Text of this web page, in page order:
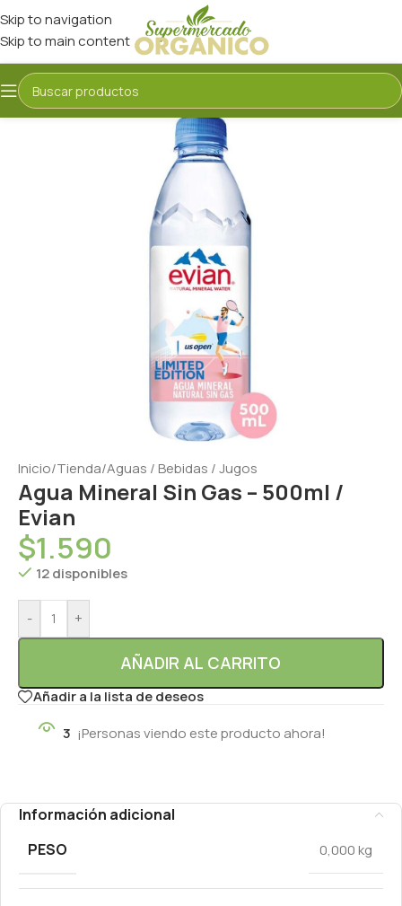
Skip to navigation
Skip to main content
Inicio/Tienda/Aguas / Bebidas / Jugos
Agua Mineral Sin Gas – 500ml /
Evian
$1.590
12 disponibles
- +
AÑADIR AL CARRITO
Añadir a la lista de deseos
3 ¡Personas viendo este producto ahora!
Información adicional
PESO
0,000 kg